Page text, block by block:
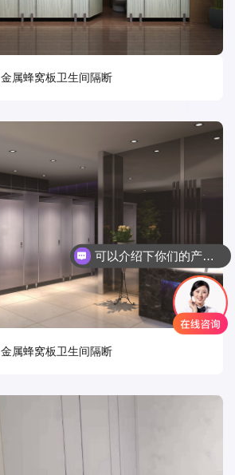
金属蜂窝板卫生间隔断
金属蜂窝板卫生间隔断
可以介绍下你们的产品么